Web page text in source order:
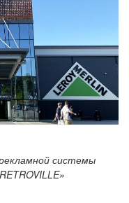
системы